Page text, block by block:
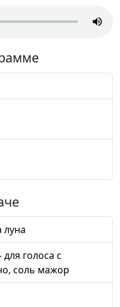
луна
голоса с
соль мажор